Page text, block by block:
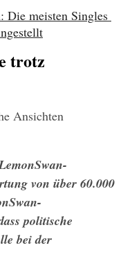
Die meisten Singles
trotz
Ansichten
von über 60.000
politische
bei der